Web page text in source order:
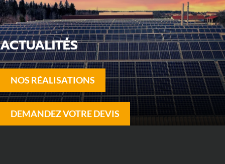
ACTUALITÉS
NOS RÉALISATIONS
DEMANDEZ VOTRE DEVIS